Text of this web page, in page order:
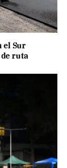
el Sur
ruta